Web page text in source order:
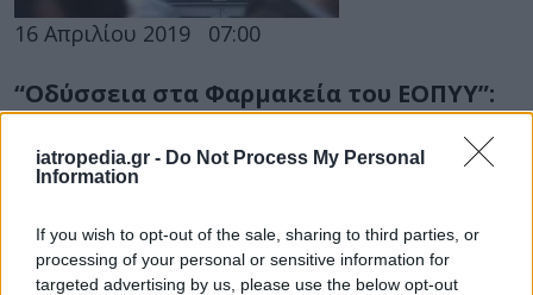
iatropedia.gr - Do Not Process My Personal
Information
If you wish to opt-out of the sale, sharing to third parties, or
processing of your personal or sensitive information for
targeted advertising by us, please use the below opt-out
16 Απριλίου 2019 07:00
“Οδύσσεια στα Φαρμακεία του ΕΟΠΥΥ”:
Οι ασθενείς περιγράφουν τις εμπειρίες
τους
τα Φαρμακεία του ΕΟΠΥΥ και την ταλαιπωρία
που υφίστανται οι ασθενείς με...